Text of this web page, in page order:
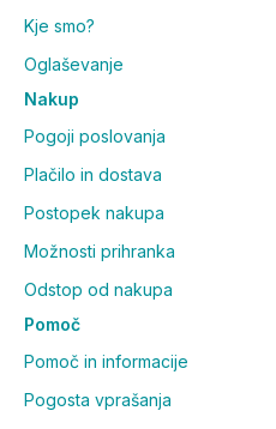
Kje smo?
Oglaševanje
Nakup
Pogoji poslovanja
Plačilo in dostava
Postopek nakupa
Možnosti prihranka
Odstop od nakupa
Pomoč
Pomoč in informacije
Pogosta vprašanja